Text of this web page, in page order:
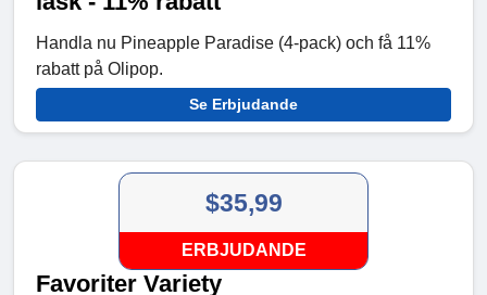
Handla nu Pineapple Paradise (4-pack) och få 11%
rabatt på Olipop.
Se Erbjudande
$35,99
ERBJUDANDE
Favoriter Variety